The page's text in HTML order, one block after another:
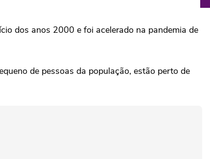
dos anos 2000 e foi acelerado na pandemia de
de pessoas da população, estão perto de